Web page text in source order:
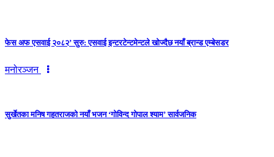
फेस अफ एसवाई २०८२’ सुरु: एसवाई इन्टरटेन्टमेन्टले खोज्दैछ नयाँ ब्रान्ड एम्बेसडर
मनोरञ्जन
सुर्खेतका मनिष गहतराजको नयाँ भजन ‘गोविन्द गोपाल श्याम’ सार्वजनिक